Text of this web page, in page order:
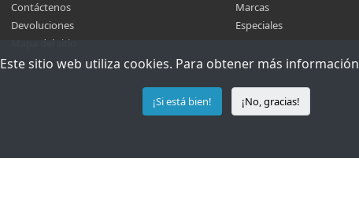
Contáctenos
Devoluciones
Mapa del sitio
Marcas
Especiales
Este sitio web utiliza cookies. Para obtener más información
¡Si está bien! ¡No, gracias!